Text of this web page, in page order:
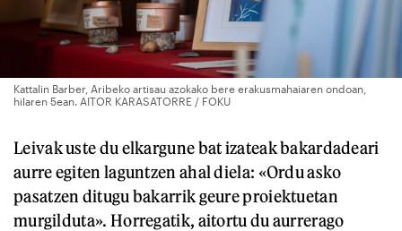
Kattalin Barber, Aribeko artisau azokako bere erakusmahaiaren ondoan,
hilaren 5ean. AITOR KARASATORRE / FOKU
Leivak uste du elkargune bat izateak bakardadeari
aurre egiten laguntzen ahal diela: «Ordu asko
pasatzen ditugu bakarrik geure proiektuetan
murgilduta». Horregatik, aitortu du aurrerago